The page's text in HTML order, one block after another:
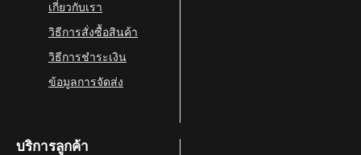
เกี่ยวกับเรา
วิธีการสั่งซื้อสินค้า
วิธีการชำระเงิน
ข้อมูลการจัดส่ง
บริการลูกค้า